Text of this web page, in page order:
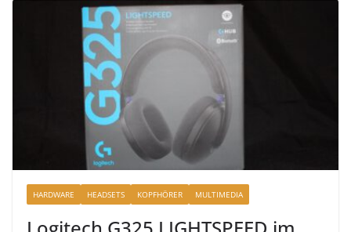
HARDWARE HEADSETS KOPFHÖRER MULTIMEDIA